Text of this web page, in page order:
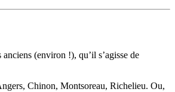
(environ !), qu’il s’agisse de
Chinon, Montsoreau, Richelieu. Ou,